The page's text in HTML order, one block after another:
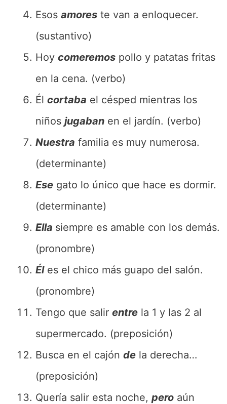
Esos amores te van a enloquecer.
(sustantivo)
Hoy comeremos pollo y patatas fritas
en la cena. (verbo)
Él cortaba el césped mientras los
niños jugaban en el jardín. (verbo)
Nuestra familia es muy numerosa.
(determinante)
Ese gato lo único que hace es dormir.
(determinante)
Ella siempre es amable con los demás.
(pronombre)
Éles el chico más guapo del salón.
(pronombre)
Tengo que salir entre la 1 y las 2 al
supermercado. (preposición)
Busca en el cajón de la derecha…
(preposición)
Quería salir esta noche, pero aún